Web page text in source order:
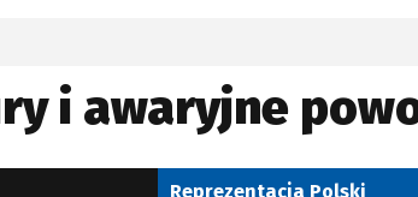
i awaryjne
Reprezentacja Polski